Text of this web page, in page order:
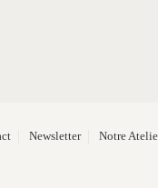
Newsletter Notre